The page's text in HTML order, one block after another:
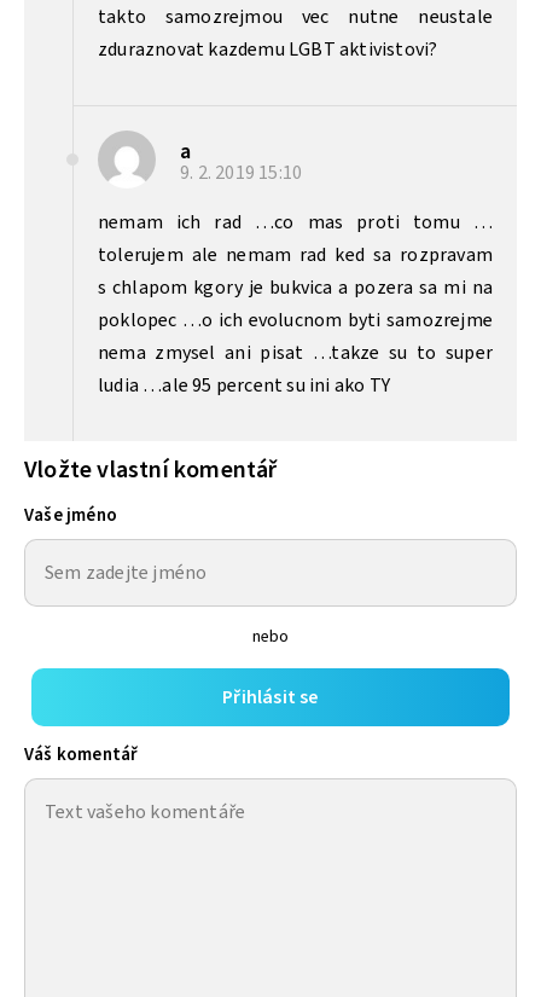
takto samozrejmou vec nutne neustale
zduraznovat kazdemu LGBT aktivistovi?
a
9. 2. 2019 15:10
nemam ich rad …co mas proti tomu …
tolerujem ale nemam rad ked sa rozpravam
s chlapom kgory je bukvica a pozera sa mi na
poklopec …o ich evolucnom byti samozrejme
nema zmysel ani pisat …takze su to super
ludia …ale 95 percent su ini ako TY
Vložte vlastní komentář
Vaše jméno
nebo
Přihlásit se
Váš komentář